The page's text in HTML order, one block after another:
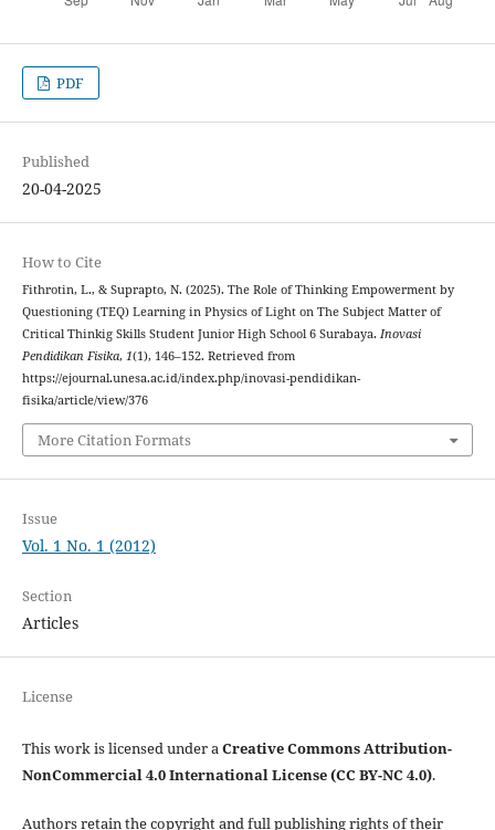
PDF
Published
20-04-2025
How to Cite
Fithrotin, L., & Suprapto, N. (2025). The Role of Thinking Empowerment by
Questioning (TEQ) Learning in Physics of Light on The ‎Subject Matter of
Critical Thinkig Skills Student Junior High School 6 Surabaya. Inovasi
Pendidikan Fisika, 1(1), 146–152. Retrieved from
https://ejournal.unesa.ac.id/index.php/inovasi-pendidikan-
fisika/article/view/376
More Citation Formats
Issue
Vol. 1 No. 1 (2012)
Section
Articles
License
This work is licensed under aCreative Commons Attribution-
NonCommercial 4.0 International License (CC BY-NC 4.0).
Authors retain the copyright and full publishing rights of their